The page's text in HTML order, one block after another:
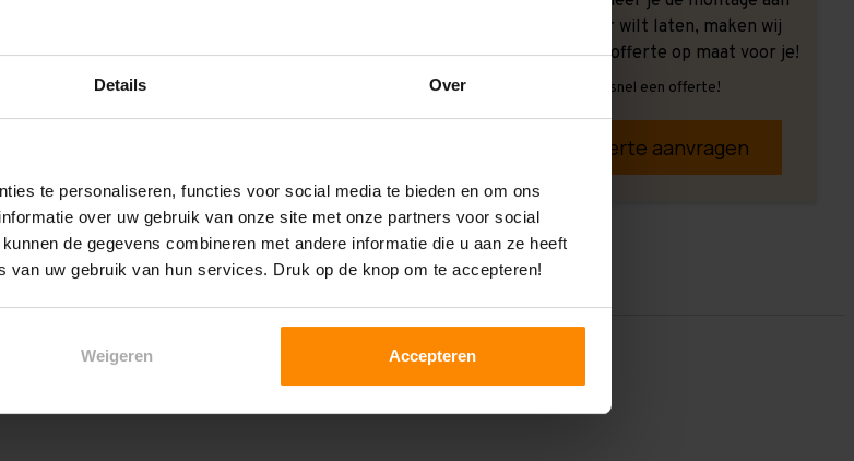
Details Over
te personaliseren, functies voor social media te bieden en om ons
over uw gebruik van onze site met onze partners voor social
de gegevens combineren met andere informatie die u aan ze heeft
uw gebruik van hun services. Druk op de knop om te accepteren!
Weigeren Accepteren
ons over wilt laten, maken wij
graag een offerte op maat voor je!
Vrijblijvend, snel een offerte!
Offerte aanvragen